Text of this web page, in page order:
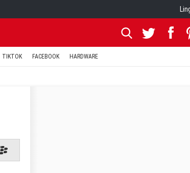
TIKTOK FACEBOOK HARDWARE